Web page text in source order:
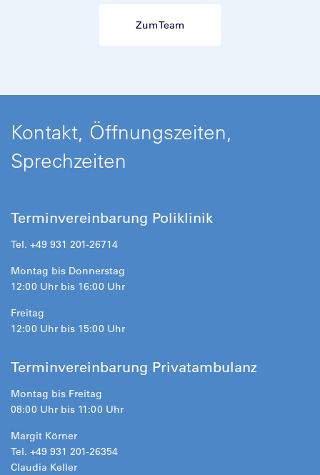
Zum Team
Kontakt, Öffnungszeiten,
Sprechzeiten
Terminvereinbarung Poliklinik
Tel. +49 931 201-26714
Montag bis Donnerstag
12:00 Uhr bis 16:00 Uhr
Freitag
12:00 Uhr bis 15:00 Uhr
Terminvereinbarung Privatambulanz
Montag bis Freitag
08:00 Uhr bis 11:00 Uhr
Margit Körner
Tel. +49 931 201-26354
Claudia Keller